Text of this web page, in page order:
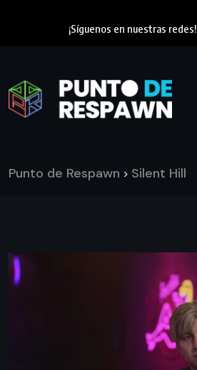
¡Síguenos en nuestras redes!
Punto de Respawn > Silent Hill